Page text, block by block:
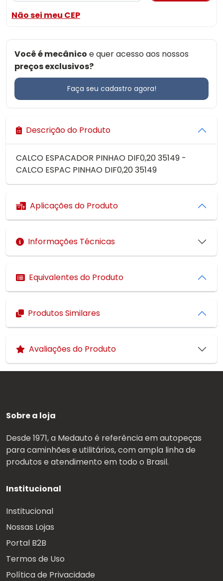
Não sei meu CEP
Você é mecânico e quer acesso aos nossos
preços exclusivos?
Faça seu cadastro agora!
Descrição do Produto
CALCO ESPACADOR PINHAO DIF0,20 35149 -
CALCO ESPAC PINHAO DIF0,20 35149
Aplicações do Produto
Informações Técnicas
Equivalentes do Produto
Produtos Similares
Avaliações do Produto
Sobre a loja
Desde 1971, a Medauto é referência em autopeças
para caminhões e utilitários, com ampla linha de
produtos e atendimento em todo o Brasil.
Institucional
Institucional
Nossas Lojas
Portal B2B
Termos de Uso
Política de Privacidade